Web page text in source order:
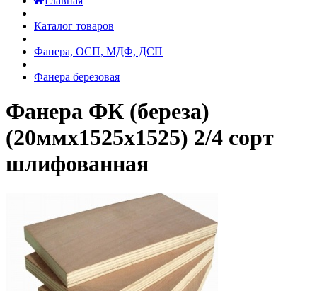
|
Каталог товаров
|
Фанера, ОСП, МДФ, ДСП
|
Фанера березовая
Фанера ФК (береза)
(20ммх1525х1525) 2/4 сорт
шлифованная